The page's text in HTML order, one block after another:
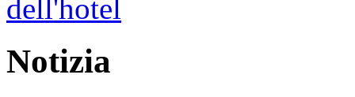
Notizia